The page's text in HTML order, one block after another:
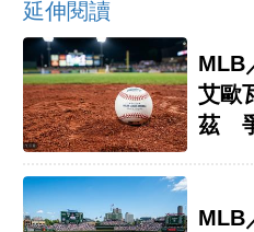
延伸閱讀
MLB
艾歐
茲
MLB